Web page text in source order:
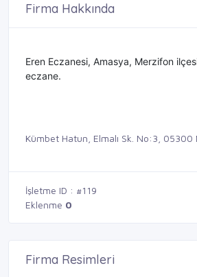
Firma Hakkında
Eren Eczanesi, Amasya, Merzifon
eczane.
Kümbet Hatun, Elmalı Sk. No:3,
İşletme ID : #119
Eklenme 0
Firma Resimleri